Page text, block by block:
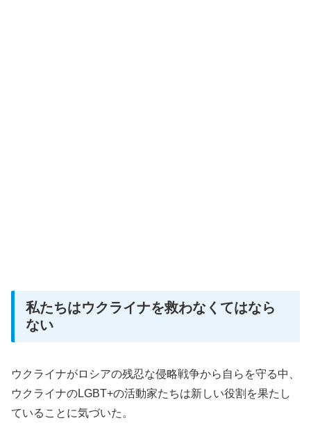
私たちはウクライナを救わなくてはなら
ない
ウクライナがロシアの残忍な侵略戦争から自らを守る中、
ウクライナのLGBT+の活動家たちは新しい役割を果たし
ていることに気づいた。